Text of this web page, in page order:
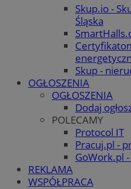
Skup.io -
Śląska
Skup -
OGŁOSZENIA
OGŁOSZENIA
Dodaj
POLECAMY
Protocol IT
Pracuj.pl -
GoWork.pl
REKLAMA
WSPÓŁPRACA